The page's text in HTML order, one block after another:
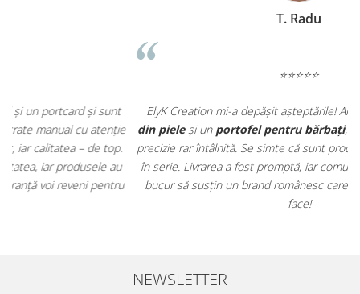
ElyK Creation mi-a depășit așteptările! Am comandat ocurea
din pieleși unportofel pentru bărbați, iar finisajele sunt de o
precizie rar întâlnită. Se simte că sunt produse făcute cu grijă, nu
în serie. Livrarea a fost promptă, iar comunicarea excelentă. Mă
bucur să susțin un brand românesc care pune suflet în tot ce
NEWSLETTER